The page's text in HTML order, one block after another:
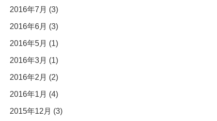
2016年7月 (3)
2016年6月 (3)
2016年5月 (1)
2016年3月 (1)
2016年2月 (2)
2016年1月 (4)
2015年12月 (3)